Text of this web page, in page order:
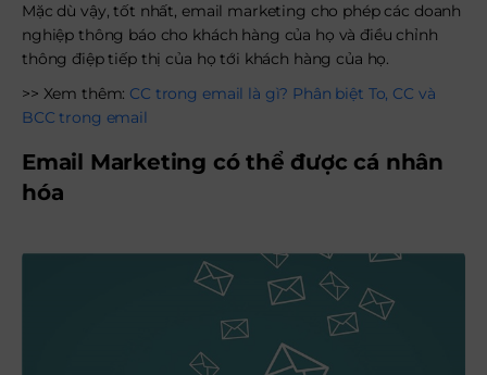
Mặc dù vậy, tốt nhất, email marketing cho phép các doanh
nghiệp thông báo cho khách hàng của họ và điều chỉnh
thông điệp tiếp thị của họ tới khách hàng của họ.
>> Xem thêm: CC trong email là gì? Phân biệt To, CC và
BCC trong email
Email Marketing có thể được cá nhân
hóa